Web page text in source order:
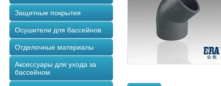
Защитные покрытия
Осушители для бассейнов
Отделочные материалы
Аксессуары для ухода за
бассейном